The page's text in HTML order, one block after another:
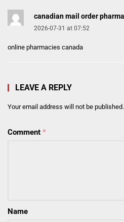
canadian mail order
2026-07-31 at 07:52
online pharmacies canada
LEAVE A REPLY
Your email address will not be published.
Comment *
Name